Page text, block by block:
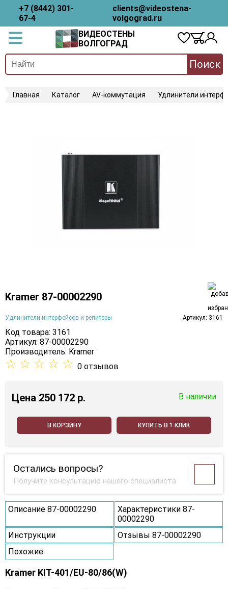
+7 (8442) 301-
67-4
clients@videostena-
volgograd.ru
ВИДЕОСТЕНЫ
ВОЛГОГРАД
Поиск
Главная Каталог AV-коммутация Удлинители
Kramer 87-00002290
Удлинители интерфейсов и репитеры Артикул: 3161
Код товара: 3161
Артикул: 87-00002290
Производитель: Kramer
☆ ☆ ☆ ☆ ☆ 0 отзывов
Цена 250 172 p. В наличии
В КОРЗИНУ КУПИТЬ В 1 КЛИК
Остались вопросы?
Получите консультацию нашего специалиста
Описание 87-00002290
Характеристики 87-
00002290
Инструкции
Отзывы 87-00002290
Похожие
Kramer KIT-401/EU-80/86(W)